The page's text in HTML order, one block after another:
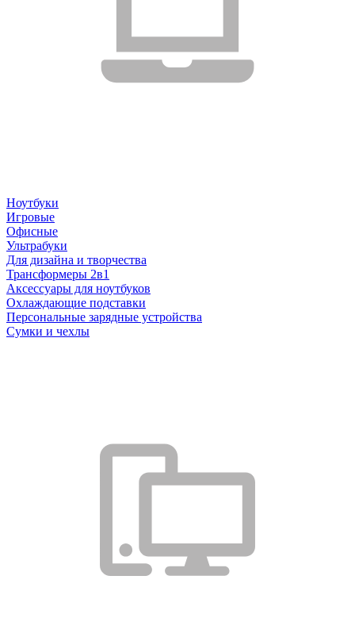
Ноутбуки
Игровые
Офисные
Ультрабуки
Для дизайна и творчества
Трансформеры 2в1
Аксессуары для ноутбуков
Охлаждающие подставки
Персональные зарядные устройства
Сумки и чехлы